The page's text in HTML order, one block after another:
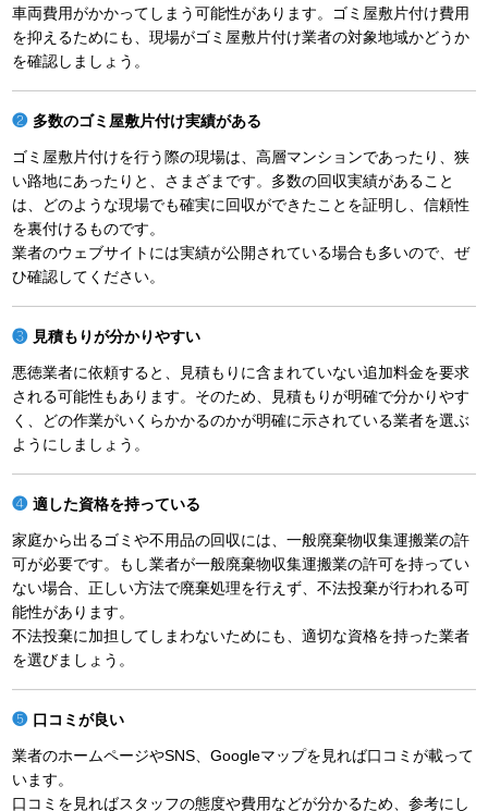
車両費用がかかってしまう可能性があります。ゴミ屋敷片付け費用
を抑えるためにも、現場がゴミ屋敷片付け業者の対象地域かどうか
を確認しましょう。
多数のゴミ屋敷片付け実績がある
ゴミ屋敷片付けを行う際の現場は、高層マンションであったり、狭
い路地にあったりと、さまざまです。多数の回収実績があること
は、どのような現場でも確実に回収ができたことを証明し、信頼性
を裏付けるものです。
業者のウェブサイトには実績が公開されている場合も多いので、ぜ
ひ確認してください。
見積もりが分かりやすい
悪徳業者に依頼すると、見積もりに含まれていない追加料金を要求
される可能性もあります。そのため、見積もりが明確で分かりやす
く、どの作業がいくらかかるのかが明確に示されている業者を選ぶ
ようにしましょう。
適した資格を持っている
家庭から出るゴミや不用品の回収には、一般廃棄物収集運搬業の許
可が必要です。もし業者が一般廃棄物収集運搬業の許可を持ってい
ない場合、正しい方法で廃棄処理を行えず、不法投棄が行われる可
能性があります。
不法投棄に加担してしまわないためにも、適切な資格を持った業者
を選びましょう。
口コミが良い
業者のホームページやSNS、Googleマップを見れば口コミが載って
います。
口コミを見ればスタッフの態度や費用などが分かるため、参考にし